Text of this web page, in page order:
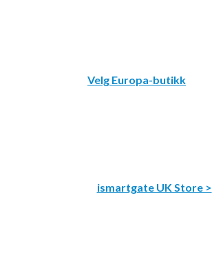
ismartgate UK Store >